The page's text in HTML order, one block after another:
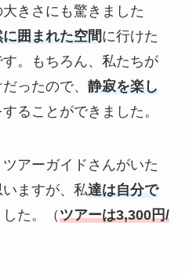
きさにも驚きました
囲まれた空間に行けた
。もちろん、私たちが
ったので、 静寂を楽し
ることができました。
アーガイドさんがいた
ますが、私達は自分で
た。（ツアーは3,300円/